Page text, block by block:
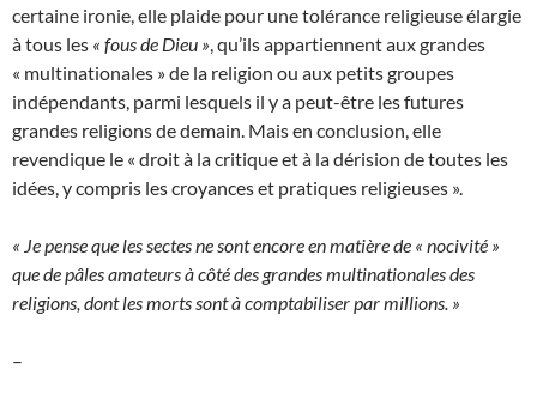
certaine ironie, elle plaide pour une tolérance religieuse élargie
à tous les « fous de Dieu » , qu’ils appartiennent aux grandes
« multinationales » de la religion ou aux petits groupes
indépendants, parmi lesquels il y a peut-être les futures
grandes religions de demain. Mais en conclusion, elle
revendique le « droit à la critique et à la dérision de toutes les
idées, y compris les croyances et pratiques religieuses ».
« Je pense que les sectes ne sont encore en matière de « nocivité »
que de pâles amateurs à côté des grandes multinationales des
religions, dont les morts sont à comptabiliser par millions. »
–